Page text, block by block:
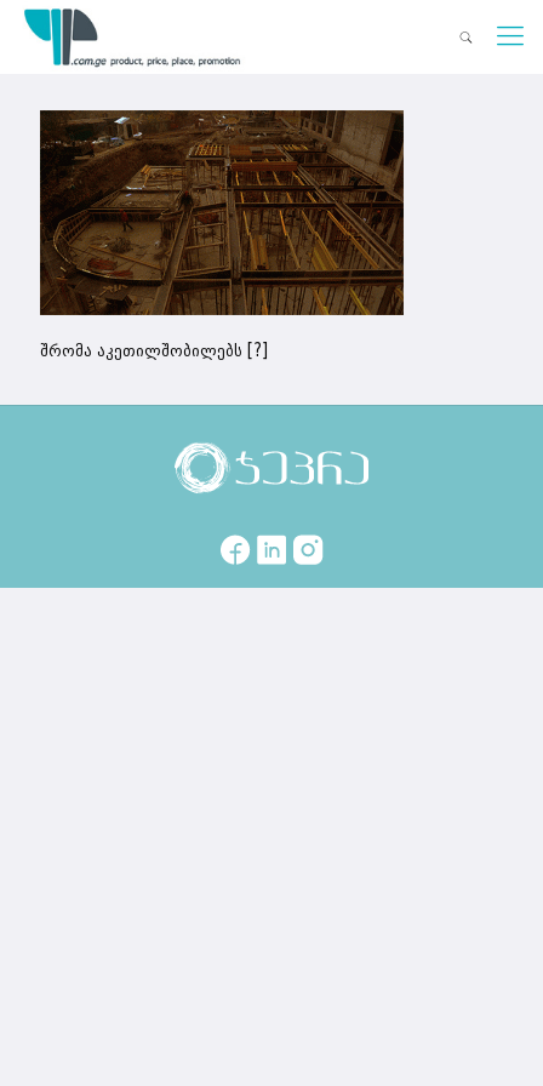
შრომა აკეთილშობილებს [?]